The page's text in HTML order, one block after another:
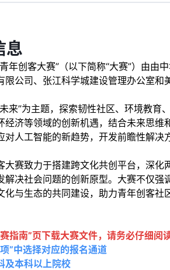
息
年创客大赛”（以下简称“大赛”）由
限公司、张江科学城建设管理办公室
来”为主题，探索韧性社区、环境教
经济等领域的创新机遇，结合未来思
对人工智能的新趋势，开发前瞻性解
大赛致力于搭建跨文化共创平台，深
解决社会问题的创新原型。大赛不仅
化与生态的共同建设，助力青年创客
指南”页下载大赛文件，请务必仔细阅
”中选择对应的报名通道
及本科以上院校